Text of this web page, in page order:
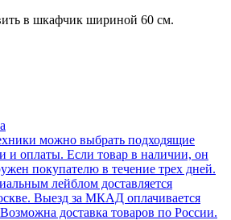
в шкафчик шириной 60 см.
можно выбрать подходящие
и оплаты. Если товар в наличии, он
покупателю в течение трех дней.
лейблом доставляется
Выезд за МКАД оплачивается
доставка товаров по России.